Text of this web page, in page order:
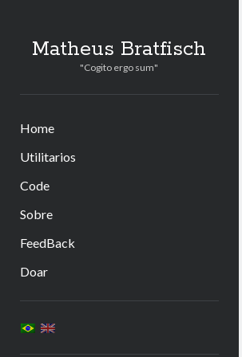
Matheus Bratfisch
"Cogito ergo sum"
Home
Utilitarios
Code
Sobre
FeedBack
Doar
Lateral